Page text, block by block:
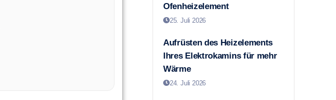
Ofenheizelement
25. Juli 2026
Aufrüsten des Heizelements
Ihres Elektrokamins für mehr
Wärme
24. Juli 2026